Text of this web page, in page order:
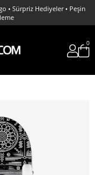
• Sürpriz Hediyeler • Peşin
0